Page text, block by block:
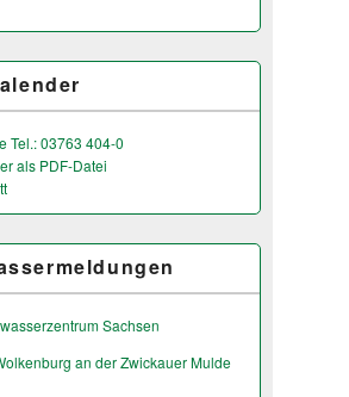
Tel.: 03763 404-0
als PDF-Datei
Sachsen
an der Zwickauer Mulde